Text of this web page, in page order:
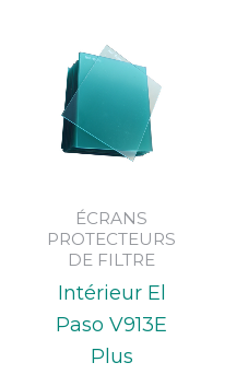
ÉCRANS
PROTECTEURS
DE FILTRE
Intérieur El
Paso V913E
Plus